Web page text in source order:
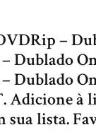
–
Dublado
Dublado
Adicione à
sua lista.